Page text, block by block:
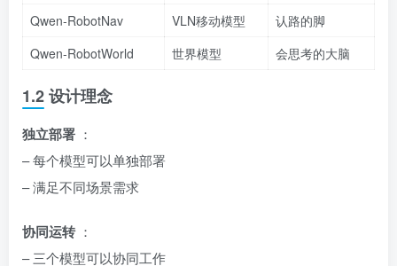
Qwen-RobotNav
VLN移动模型
认路的脚
Qwen-RobotWorld
世界模型 会思考的大脑
1.2 设计理念
独立部署 ：
– 每个模型可以单独部署
– 满足不同场景需求
协同运转 ：
– 三个模型可以协同工作